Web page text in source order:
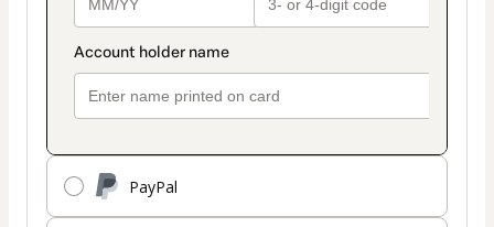
PayPal